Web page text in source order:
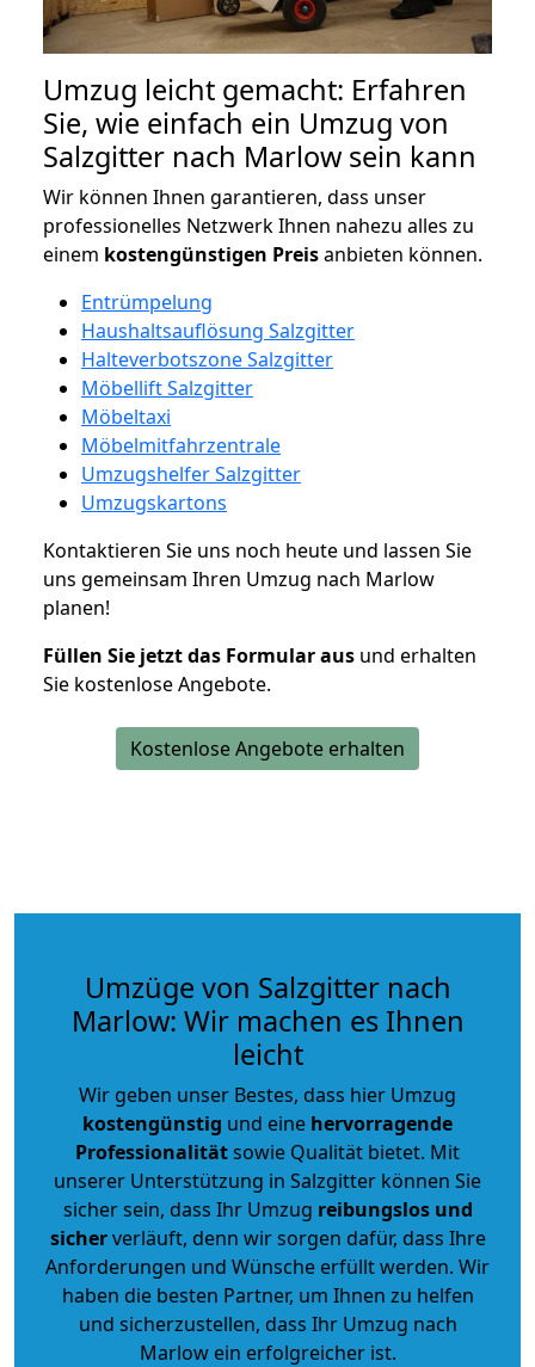
Umzug leicht gemacht: Erfahren
Sie, wie einfach ein Umzug von
Salzgitter nach Marlow sein kann
Wir können Ihnen garantieren, dass unser
professionelles Netzwerk Ihnen nahezu alles zu
einem kostengünstigen Preisanbieten können.
Entrümpelung
Haushaltsauflösung Salzgitter
Halteverbotszone Salzgitter
Möbellift Salzgitter
Möbeltaxi
Möbelmitfahrzentrale
Umzugshelfer Salzgitter
Umzugskartons
Kontaktieren Sie uns noch heute und lassen Sie
uns gemeinsam Ihren Umzug nach Marlow
planen!
Füllen Sie jetzt das Formular aus und erhalten
Sie kostenlose Angebote.
Kostenlose Angebote erhalten
Umzüge von Salzgitter nach
Marlow: Wir machen es Ihnen
leicht
Wir geben unser Bestes, dass hier Umzug
kostengünstig und eine hervorragende
Professionalitätsowie Qualität bietet. Mit
unserer Unterstützung in Salzgitter können Sie
sicher sein, dass Ihr Umzug reibungslos und
sicherverläuft, denn wir sorgen dafür, dass Ihre
Anforderungen und Wünsche erfüllt werden. Wir
haben die besten Partner, um Ihnen zu helfen
und sicherzustellen, dass Ihr Umzug nach
Marlow ein erfolgreicher ist.